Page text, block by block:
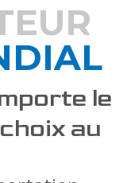
le
au